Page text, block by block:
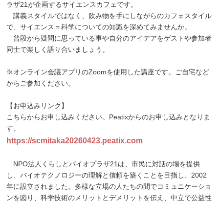
ラザ21が企画するサイエンスカフェです。
講義スタイルではなく、飲み物を手にしながらのカフェスタイル
で、サイエンス＝科学についての知識を深めてみませんか。
普段から疑問に思っている事や自分のアイデアをゲストや参加者
同士で楽しく語り合いましょう。
※オンライン会議アプリのZoomを使用した講座です。ご自宅など
からご参加ください。
【お申込みリンク】
こちらからお申し込みください。Peatixからのお申し込みとなりま
す。
https://scmitaka20260423.peatix.com
NPO法人くらしとバイオプラザ21は、市民に対話の場を提供
し、バイオテクノロジーの理解と信頼を築くことを目指し、2002
年に設立されました。多様な立場の人たちの間でコミュニケーショ
ンを図り、科学技術のメリットとデメリットを伝え、中立で公益性